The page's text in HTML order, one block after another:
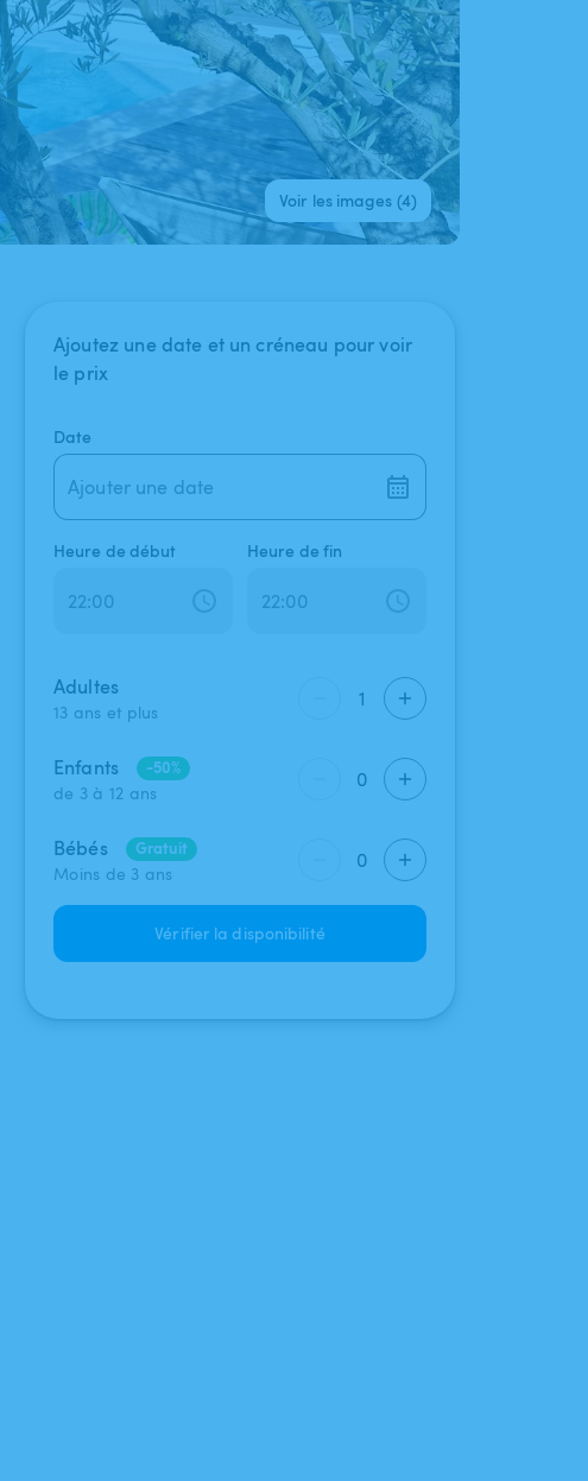
Voir les images (4)
Ajoutez une date et un créneau pour voir
le prix
Date
Ajouter une date
Heure de début Heure de fin
Adultes
13 ans et plus
1
Enfants
-50%
de 3 à 12 ans
0
Bébés
Gratuit
Moins de 3 ans
0
Vérifier la disponibilité